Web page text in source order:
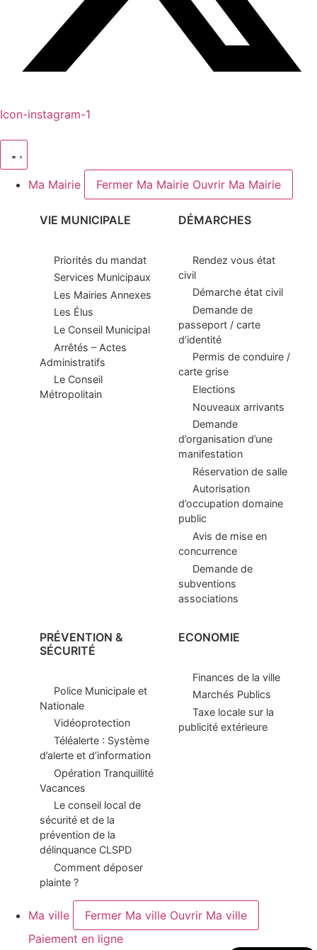
Icon-instagram-1
Ma Mairie Fermer Ma Mairie Ouvrir Ma Mairie
VIE MUNICIPALE
Priorités du mandat
Services Municipaux
Les Mairies Annexes
Les Élus
Le Conseil Municipal
Arrêtés – Actes
Administratifs
Le Conseil
Métropolitain
DÉMARCHES
Rendez vous état
civil
Démarche état civil
Demande de
passeport / carte
d’identité
Permis de conduire /
carte grise
Elections
Nouveaux arrivants
Demande
d’organisation d’une
manifestation
Réservation de salle
Autorisation
d’occupation domaine
public
Avis de mise en
concurrence
Demande de
subventions
associations
PRÉVENTION &
SÉCURITÉ
Police Municipale et
Nationale
Vidéoprotection
Téléalerte : Système
d’alerte et d’information
Opération Tranquillité
Vacances
Le conseil local de
sécurité et de la
prévention de la
délinquance CLSPD
Comment déposer
plainte ?
ECONOMIE
Finances de la ville
Marchés Publics
Taxe locale sur la
publicité extérieure
Ma ville Fermer Ma ville Ouvrir Ma ville
Paiement en ligne